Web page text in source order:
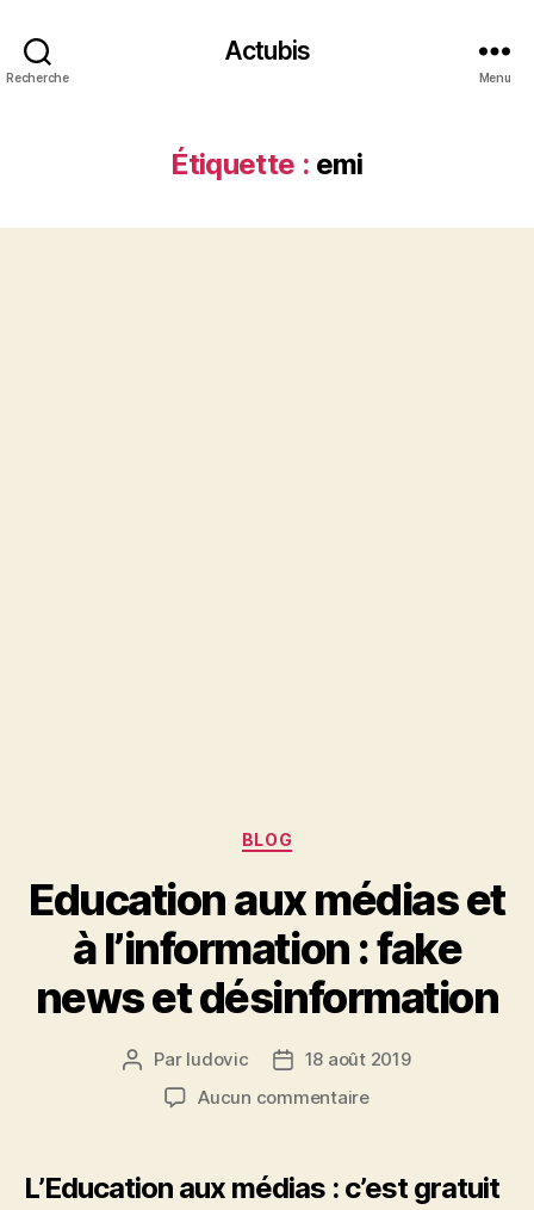
Recherche
Actubis
Menu
Étiquette : emi
Catégories
BLOG
Education aux médias et
à l’information : fake
news et désinformation
Auteur
l’article
Par ludovic
Date18 août 2019
Aucun commentairesur
médias
et
L’Education aux médias : c’est gratuit